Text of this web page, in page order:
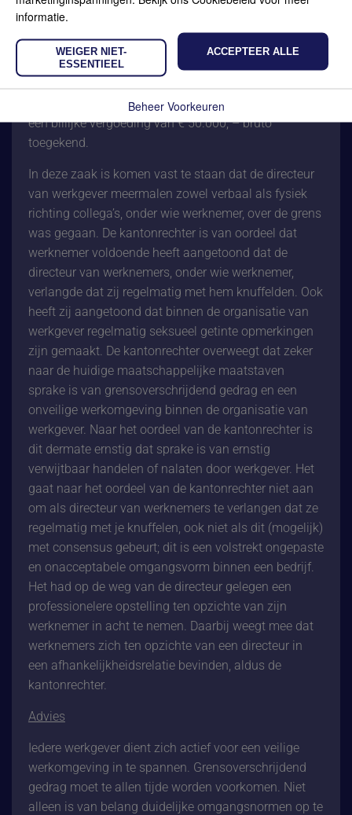
Deze uitspraak is een duidelijk voorbeeld van een
zaak waarin een werknemer zelf verzocht de met
werkgever gesloten arbeidsovereenkomst te
op het werk. De kantonrechter heeft aan werknemer
een billijke vergoeding van € 50.000, – bruto
toegekend.
In deze zaak is komen vast te staan dat de directeur
van werkgever meermalen zowel verbaal als fysiek
richting collega’s, onder wie werknemer, over de grens
was gegaan. De kantonrechter is van oordeel dat
werknemer voldoende heeft aangetoond dat de
directeur van werknemers, onder wie werknemer,
verlangde dat zij regelmatig met hem knuffelden. Ook
heeft zij aangetoond dat binnen de organisatie van
werkgever regelmatig seksueel getinte opmerkingen
zijn gemaakt. De kantonrechter overweegt dat zeker
naar de huidige maatschappelijke maatstaven
sprake is van grensoverschrijdend gedrag en een
onveilige werkomgeving binnen de organisatie van
werkgever. Naar het oordeel van de kantonrechter is
dit dermate ernstig dat sprake is van ernstig
verwijtbaar handelen of nalaten door werkgever. Het
gaat naar het oordeel van de kantonrechter niet aan
om als directeur van werknemers te verlangen dat ze
regelmatig met je knuffelen, ook niet als dit (mogelijk)
met consensus gebeurt; dit is een volstrekt ongepaste
en onacceptabele omgangsvorm binnen een bedrijf.
Het had op de weg van de directeur gelegen een
professionelere opstelling ten opzichte van zijn
werknemer in acht te nemen. Daarbij weegt mee dat
werknemers zich ten opzichte van een directeur in
een afhankelijkheidsrelatie bevinden, aldus de
kantonrechter.
Advies
Iedere werkgever dient zich actief voor een veilige
werkomgeving in te spannen. Grensoverschrijdend
gedrag moet te allen tijde worden voorkomen. Niet
alleen is van belang duidelijke omgangsnormen op te
informatie.
WEIGER NIET-
ESSENTIEEL
ACCEPTEER ALLE
Beheer Voorkeuren